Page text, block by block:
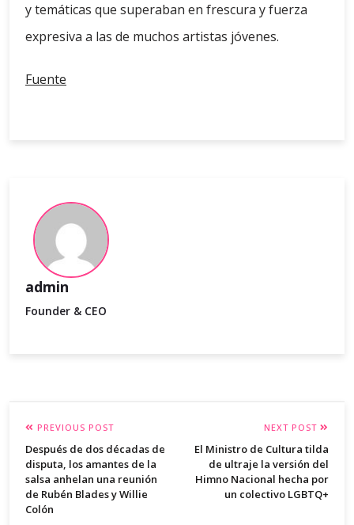
y temáticas que superaban en frescura y fuerza
expresiva a las de muchos artistas jóvenes.
Fuente
admin
Founder & CEO
PREVIOUS POST
Después de dos décadas de
disputa, los amantes de la
salsa anhelan una reunión
de Rubén Blades y Willie
Colón
NEXT POST
El Ministro de Cultura tilda
de ultraje la versión del
Himno Nacional hecha por
un colectivo LGBTQ+